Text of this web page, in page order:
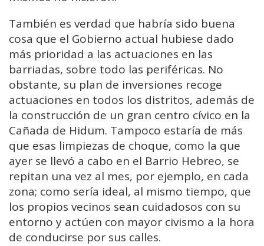
También es verdad que habría sido buena
cosa que el Gobierno actual hubiese dado
más prioridad a las actuaciones en las
barriadas, sobre todo las periféricas. No
obstante, su plan de inversiones recoge
actuaciones en todos los distritos, además de
la construcción de un gran centro cívico en la
Cañada de Hidum. Tampoco estaría de más
que esas limpiezas de choque, como la que
ayer se llevó a cabo en el Barrio Hebreo, se
repitan una vez al mes, por ejemplo, en cada
zona; como sería ideal, al mismo tiempo, que
los propios vecinos sean cuidadosos con su
entorno y actúen con mayor civismo a la hora
de conducirse por sus calles.